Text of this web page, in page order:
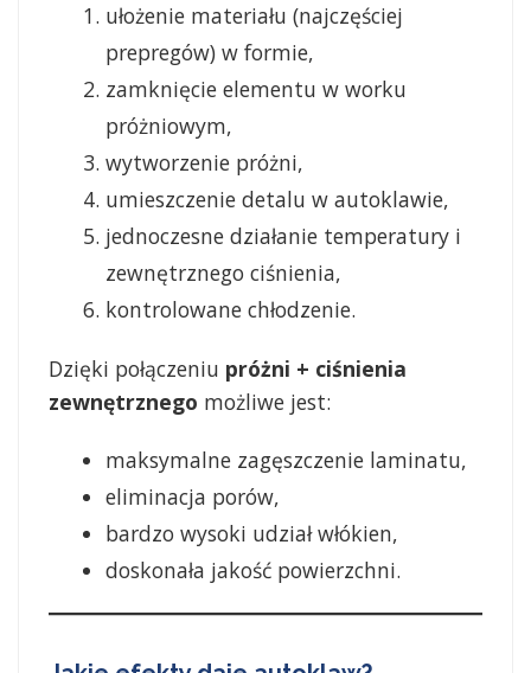
ułożenie materiału (najczęściej
prepregów) w formie,
zamknięcie elementu w worku
próżniowym,
wytworzenie próżni,
umieszczenie detalu w autoklawie,
jednoczesne działanie temperatury i
zewnętrznego ciśnienia,
kontrolowane chłodzenie.
Dzięki połączeniu próżni + ciśnienia
zewnętrznego możliwe jest:
maksymalne zagęszczenie laminatu,
eliminacja porów,
bardzo wysoki udział włókien,
doskonała jakość powierzchni.